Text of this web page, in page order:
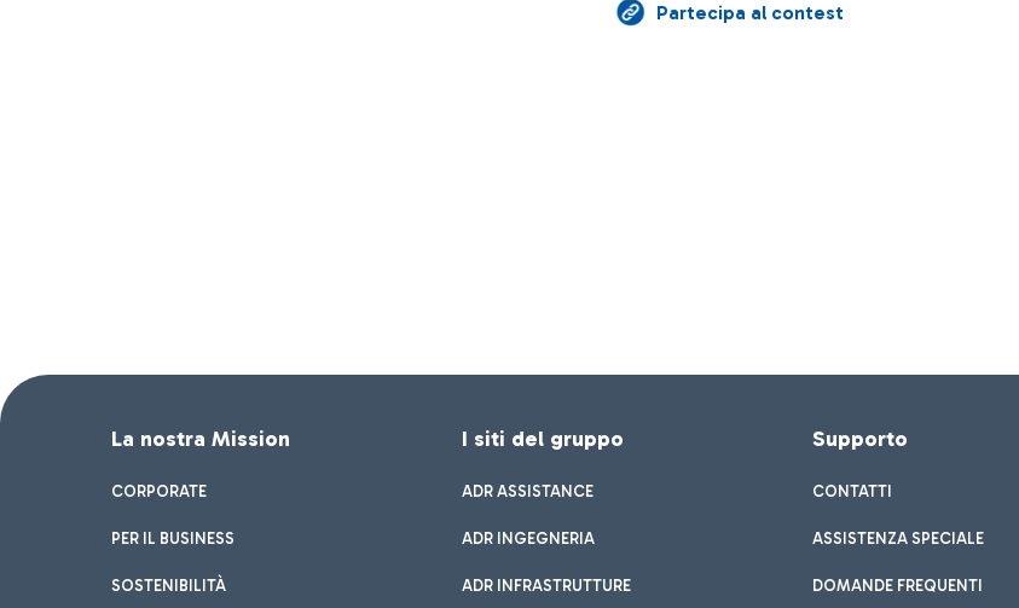
Partecipa al contest
La nostra Mission
CORPORATE
PER IL BUSINESS
SOSTENIBILITÀ
I siti del gruppo
ADR ASSISTANCE
ADR INGEGNERIA
ADR INFRASTRUTTURE
Supporto
CONTATTI
ASSISTENZA SPECIALE
DOMANDE FREQUENTI